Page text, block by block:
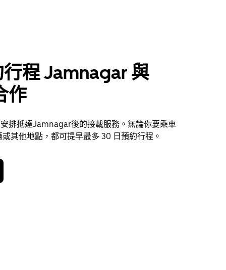
行程 Jamnagar 與
作
排抵達Jamnagar後的接載服務。無論你要乘車
其他地點，都可提早最多 30 日預約行程。